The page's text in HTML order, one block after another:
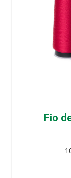
Fio